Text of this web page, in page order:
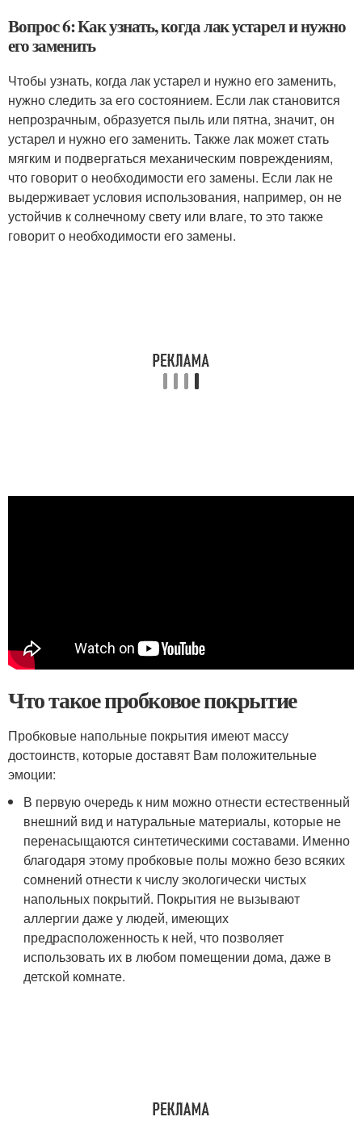
Вопрос 6: Как узнать, когда лак устарел и нужно
его заменить
Чтобы узнать, когда лак устарел и нужно его заменить,
нужно следить за его состоянием. Если лак становится
непрозрачным, образуется пыль или пятна, значит, он
устарел и нужно его заменить. Также лак может стать
мягким и подвергаться механическим повреждениям,
что говорит о необходимости его замены. Если лак не
выдерживает условия использования, например, он не
устойчив к солнечному свету или влаге, то это также
говорит о необходимости его замены.
Что такое пробковое покрытие
Пробковые напольные покрытия имеют массу
достоинств, которые доставят Вам положительные
эмоции:
В первую очередь к ним можно отнести естественный
внешний вид и натуральные материалы, которые не
перенасыщаются синтетическими составами. Именно
благодаря этому пробковые полы можно безо всяких
сомнений отнести к числу экологически чистых
напольных покрытий. Покрытия не вызывают
аллергии даже у людей, имеющих
предрасположенность к ней, что позволяет
использовать их в любом помещении дома, даже в
детской комнате.